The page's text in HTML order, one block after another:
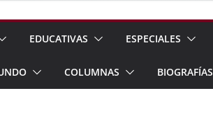
EDUCATIVAS ESPECIALES
COLUMNAS BIOGRAFÍAS